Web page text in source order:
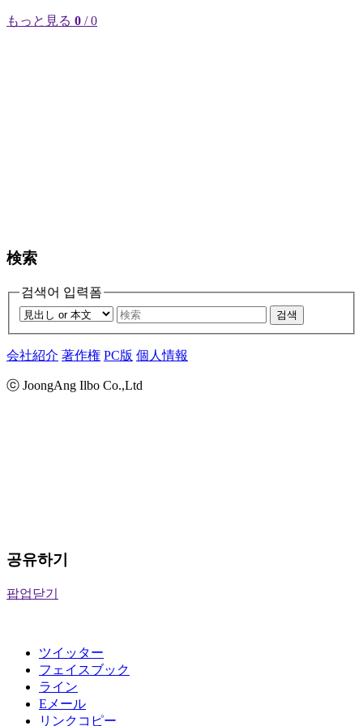
もっと見る 0 / 0
検索
검색어 입력폼
검색
会社紹介 著作権 PC版 個人情報
ⓒ JoongAng Ilbo Co.,Ltd
공유하기
팝업닫기
ツイッター
フェイスブック
ライン
Eメール
リンクコピー